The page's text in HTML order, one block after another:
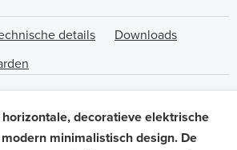
details
Downloads
horizontale, decoratieve elektrische
minimalistisch design. De